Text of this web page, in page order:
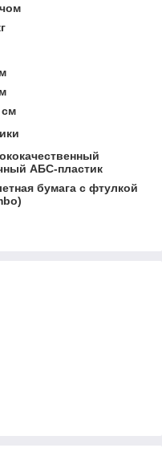
см
АБС-пластик
бумага с фтулкой